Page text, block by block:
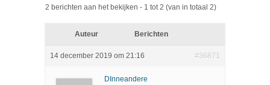
2 berichten aan het bekijken - 1 tot 2 (van in totaal 2)
Auteur Berichten
14 december 2019 om 21:16 #36871
DInneandere